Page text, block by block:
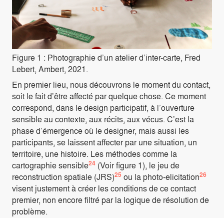
Figure 1 : Photographie d’un atelier d’inter-carte, Fred
Lebert, Ambert, 2021.
En premier lieu, nous découvrons le moment du contact,
soit le fait d’être affecté par quelque chose. Ce moment
correspond, dans le design participatif, à l’ouverture
sensible au contexte, aux récits, aux vécus. C’est la
phase d’émergence où le designer, mais aussi les
participants, se laissent affecter par une situation, un
territoire, une histoire. Les méthodes comme la
cartographie sensible24 (Voir figure 1), le jeu de
reconstruction spatiale (JRS)25 ou la photo-elicitation26
visent justement à créer les conditions de ce contact
premier, non encore filtré par la logique de résolution de
problème.